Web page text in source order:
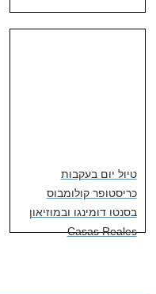
טיול יום בעקבות
כריסטופר קולומבוס
בסנטו דומינגו ובמוזיאון
Casas Reales